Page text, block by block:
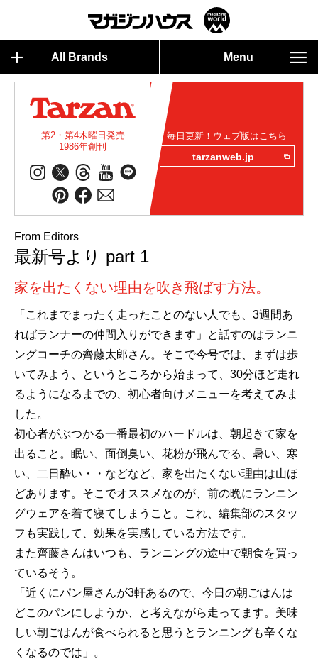
All Brands Menu
第2・第4木曜日発売
1986年創刊
毎日更新！ウェブ版はこちら
tarzanweb.jp
From Editors
最新号より part 1
家を出たくない理由を吹き飛ばす方法。
「これまでまったく走ったことのない人でも、3週間あ
ればランナーの仲間入りができます」と話すのはランニ
ングコーチの齊藤太郎さん。そこで今号では、まずは歩
いてみよう、というところから始まって、30分ほど走れ
るようになるまでの、初心者向けメニューを考えてみま
した。
初心者がぶつかる一番最初のハードルは、朝起きて家を
出ること。眠い、面倒臭い、花粉が飛んでる、暑い、寒
い、二日酔い・・などなど、家を出たくない理由は山ほ
どあります。そこでオススメなのが、前の晩にランニン
グウェアを着て寝てしまうこと。これ、編集部のスタッ
フも実践して、効果を実感している方法です。
また齊藤さんはいつも、ランニングの途中で朝食を買っ
ているそう。
「近くにパン屋さんが3軒あるので、今日の朝ごはんは
どこのパンにしようか、と考えながら走ってます。美味
しい朝ごはんが食べられると思うとランニングも辛くな
くなるのでは」。